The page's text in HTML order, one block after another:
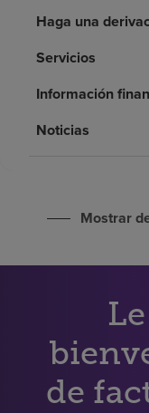
Acerca de nosotros
Haga una
Servicios
Información
Noticias
Mostrar
de